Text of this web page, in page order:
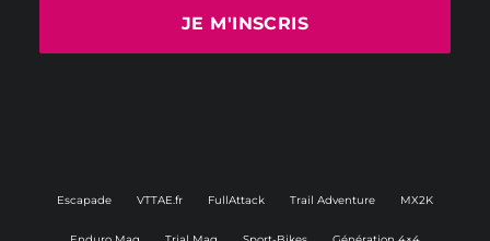
Escapade VTTAE.fr FullAttack Trail Adventure MX2K